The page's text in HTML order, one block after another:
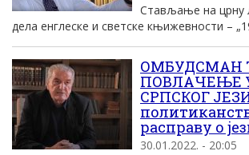
Стављање на црну
дела енглеске и светске књижевности –
ОМБУДСМАН
ПОВЛАЧЕЊЕ
СРПСКОГ
расправу о
30.01.2022. - 20:05